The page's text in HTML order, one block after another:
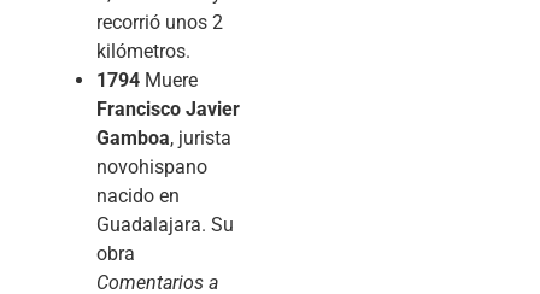
recorrió unos 2
kilómetros.
1794 Muere
Francisco Javier
Gamboa, jurista
novohispano
nacido en
Guadalajara. Su
obra
Comentarios a